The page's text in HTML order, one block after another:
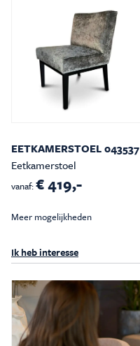
EETKAMERSTOEL 043537
Eetkamerstoel
vanaf:€ 419,-
Meer mogelijkheden
Ik heb interesse